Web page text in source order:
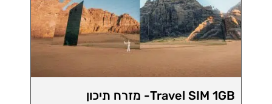
Travel SIM 1GB- מזרח תיכון